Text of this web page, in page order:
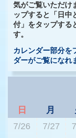
気がご覧いただけ
ップすると「日中
付」をタップする
す。
カレンダー部分を
ダーがご覧になれ
日 月
7/26
7/27